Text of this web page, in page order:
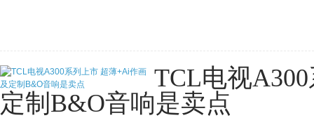
TCL电视
定制B&O音响是卖点